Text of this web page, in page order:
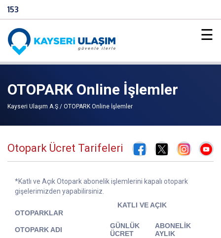
153
☰
OTOPARK Online İşlemler
Kayseri Ulaşım A.Ş / OTOPARK Online İşlemler
Otopark Ücret Tarifeleri
*Katlı ve Açık Otopark abonelik işlemlerini kapalı otopark
gişelerimizden yapabilirsiniz.
KATLI VE AÇIK
OTOPARKLAR
OTOPARK ADI
GÜNLÜK
ÜCRET
ABONELİK
AYLIK